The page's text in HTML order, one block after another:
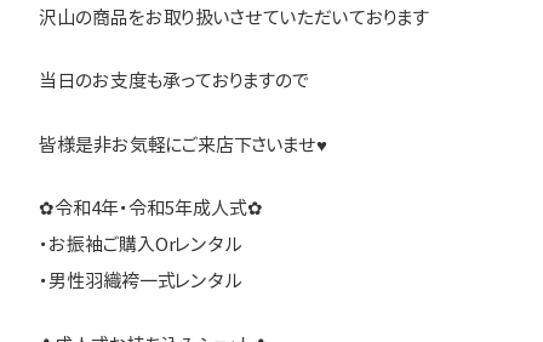
沢山の商品をお取り扱いさせていただいております
当日のお支度も承っておりますので
皆様是非お気軽にご来店下さいませ♥
✿令和4年・令和5年成人式✿
・お振袖ご購入Orレンタル
・男性羽織袴一式レンタル